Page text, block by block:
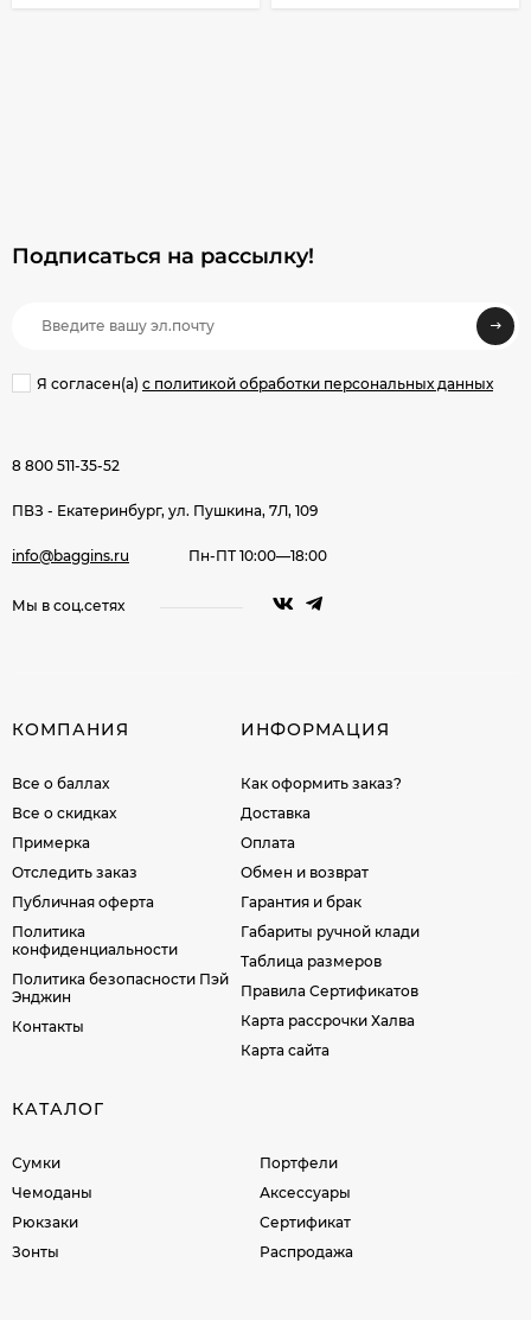
Подписаться на рассылкy!
Я согласен(a) с политикой обработки персональных данных
8 800 511-35-52
ПВЗ - Екатеринбург, ул. Пушкина, 7Л, 109
info@baggins.ru Пн-ПТ 10:00—18:00
Мы в соц.сетях
КОМПАНИЯ
Все о баллах
Все о скидках
Примерка
Отследить заказ
Публичная оферта
Политика
конфиденциальности
Политика безопасности Пэй
Энджин
Контакты
ИНФОРМАЦИЯ
Как оформить заказ?
Доставка
Оплата
Обмен и возврат
Гарантия и брак
Габариты ручной клади
Таблица размеров
Правила Сертификатов
Карта рассрочки Халва
Карта сайта
КАТАЛОГ
Сумки
Чемоданы
Рюкзаки
Зонты
Портфели
Аксессуары
Сертификат
Распродажа